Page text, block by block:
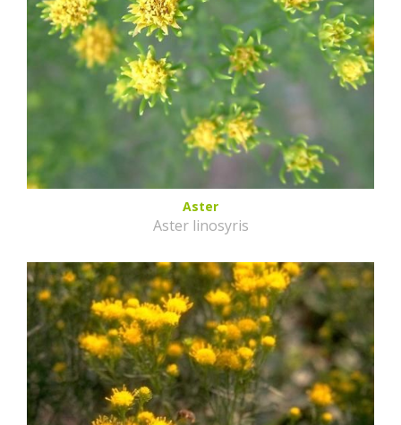
Aster
Aster linosyris